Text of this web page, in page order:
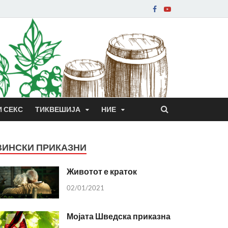
СЕКС ТИКВЕШИЈА НИЕ
ПРИКАЗНИ
Животот е краток
02/01/2021
Мојата Шведска приказна